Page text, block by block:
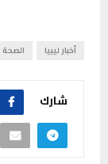
أخبار ليبيا الصحة
شارك